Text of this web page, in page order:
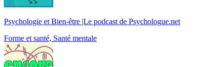
Psychologie et Bien-être |Le podcast de Psychologue.net
Forme et santé, Santé mentale